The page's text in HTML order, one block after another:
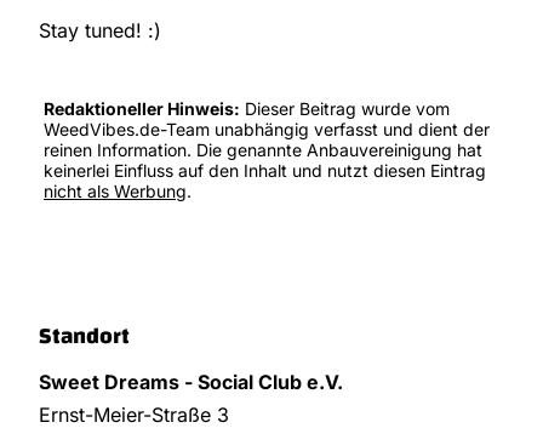
Stay tuned! :)
Redaktioneller Hinweis: Dieser Beitrag wurde vom
WeedVibes.de-Team unabhängig verfasst und dient der
reinen Information. Die genannte Anbauvereinigung hat
keinerlei Einfluss auf den Inhalt und nutzt diesen Eintrag
nicht als Werbung.
Standort
Sweet Dreams - Social Club e.V.
Ernst-Meier-Straße 3